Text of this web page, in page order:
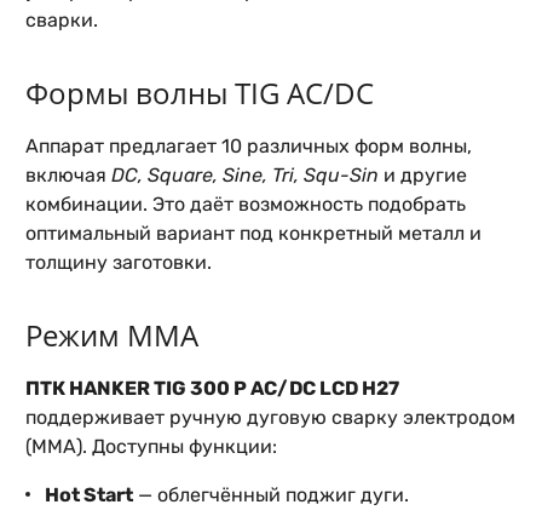
сварки.
Формы волны TIG AC/DC
Аппарат предлагает 10 различных форм волны,
включая DC, Square, Sine, Tri, Squ-Sin и другие
комбинации. Это даёт возможность подобрать
оптимальный вариант под конкретный металл и
толщину заготовки.
Режим MMA
ПТК HANKER TIG 300 P AC/DC LCD H27
поддерживает ручную дуговую сварку электродом
(MMA). Доступны функции:
Hot Start — облегчённый поджиг дуги.